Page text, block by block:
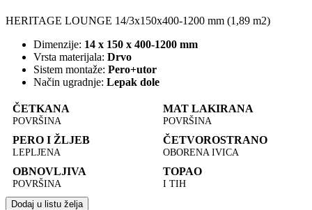
HERITAGE LOUNGE 14/3x150x400-1200 mm (1,89 m2)
Dimenzije: 14 x 150 x 400-1200 mm
Vrsta materijala: Drvo
Sistem montaže: Pero+utor
Način ugradnje: Lepak dole
ČETKANA
POVRŠINA
MAT LAKIRANA
POVRŠINA
PERO I ŽLJEB
LEPLJENA
ČETVOROSTRANO
OBORENA IVICA
OBNOVLJIVA
POVRŠINA
TOPAO
I TIH
Dodaj u listu želja